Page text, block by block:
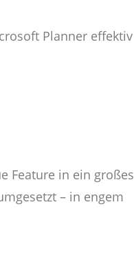
Planner effektiv
Feature in ein großes
– in engem